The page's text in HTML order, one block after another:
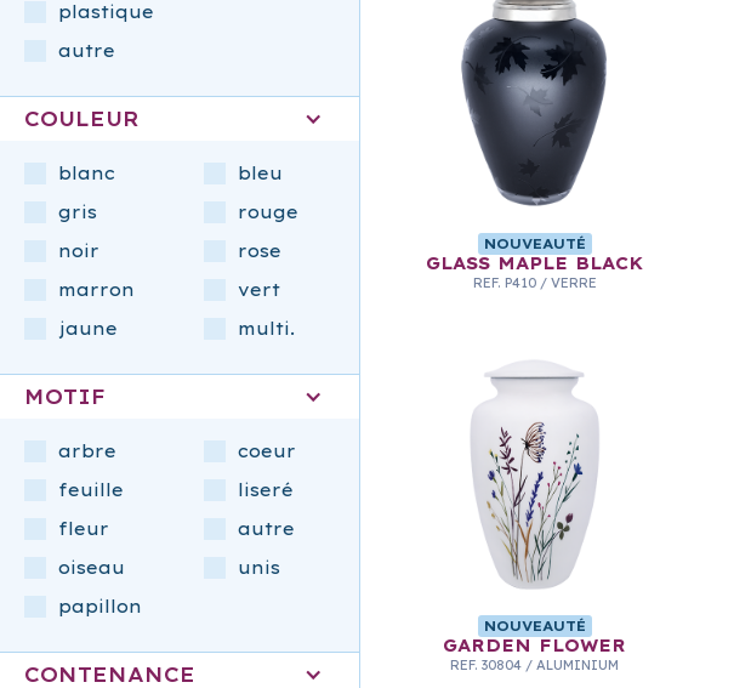
plastique
autre
COULEUR
blanc
gris
noir
marron
jaune
bleu
rouge
rose
vert
multi.
MOTIF
arbre
feuille
fleur
oiseau
papillon
coeur
liseré
autre
unis
CONTENANCE
NOUVEAUTÉ
GLASS MAPLE BLACK
REF. P410 / VERRE
NOUVEAUTÉ
GARDEN FLOWER
REF. 30804 / ALUMINIUM